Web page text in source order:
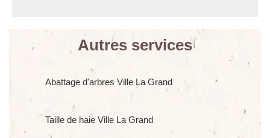
Autres services
Abattage d'arbres Ville La Grand
Taille de haie Ville La Grand